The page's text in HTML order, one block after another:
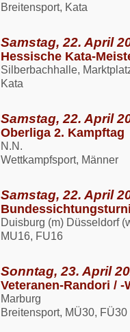
Breitensport, Kata
Samstag, 22. April
Hessische Kata-
Silberbachhalle,
Kata
Samstag, 22. April
Oberliga 2. Kampftag
N.N.
Wettkampfsport, Männer
Samstag, 22. April
Duisburg (m) Düsseldorf
MU16, FU16
Sonntag, 23. April
Veteranen-Randori /
Marburg
Breitensport, MÜ30, FÜ30